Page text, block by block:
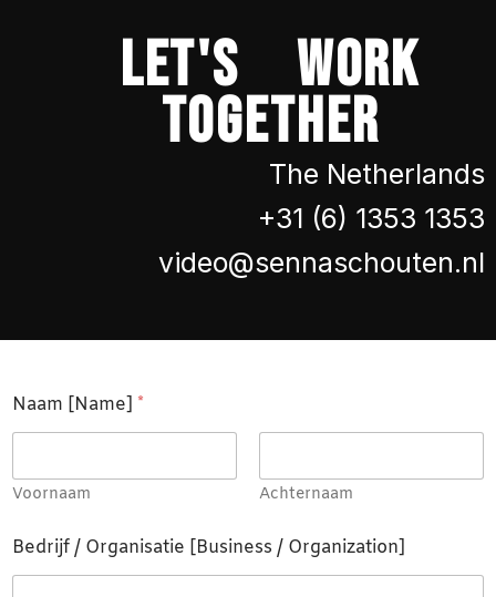
let's work
together
The Netherlands
+31 (6) 1353 1353
video@sennaschouten.nl
Naam [Name] *
Voornaam Achternaam
Bedrijf / Organisatie [Business / Organization]